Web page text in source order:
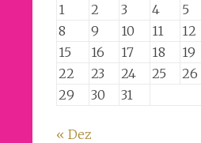
1
2 3 4 5
8
9 10 11 12
15
16 17 18 19
22
23 24 25 26
29
30 31
« Dez